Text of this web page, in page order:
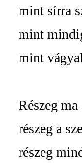
mint sírra
mint
mint
Részeg
részeg a
részeg